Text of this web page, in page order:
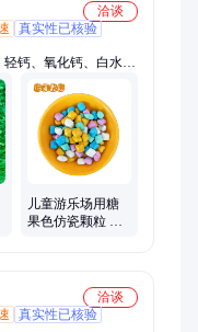
洽谈
真实性已核验
钙、氧化钙、白水
藻土、活性白土、萤
、莫来砂、珍珠岩
、石英砂
儿童游乐场用糖
果色仿瓷颗粒 色
洽谈
真实性已核验